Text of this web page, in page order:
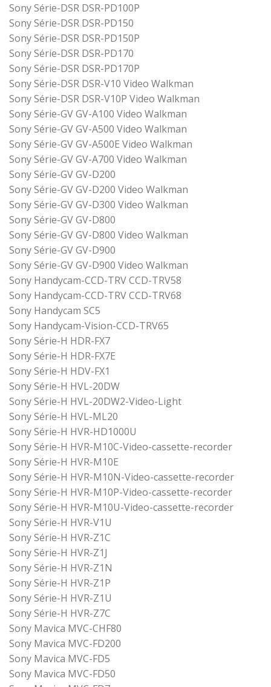
Sony Série-DSR DSR-PD100P
Sony Série-DSR DSR-PD150
Sony Série-DSR DSR-PD150P
Sony Série-DSR DSR-PD170
Sony Série-DSR DSR-PD170P
Sony Série-DSR DSR-V10 Video Walkman
Sony Série-DSR DSR-V10P Video Walkman
Sony Série-GV GV-A100 Video Walkman
Sony Série-GV GV-A500 Video Walkman
Sony Série-GV GV-A500E Video Walkman
Sony Série-GV GV-A700 Video Walkman
Sony Série-GV GV-D200
Sony Série-GV GV-D200 Video Walkman
Sony Série-GV GV-D300 Video Walkman
Sony Série-GV GV-D800
Sony Série-GV GV-D800 Video Walkman
Sony Série-GV GV-D900
Sony Série-GV GV-D900 Video Walkman
Sony Handycam-CCD-TRV CCD-TRV58
Sony Handycam-CCD-TRV CCD-TRV68
Sony Handycam SC5
Sony Handycam-Vision-CCD-TRV65
Sony Série-H HDR-FX7
Sony Série-H HDR-FX7E
Sony Série-H HDV-FX1
Sony Série-H HVL-20DW
Sony Série-H HVL-20DW2-Video-Light
Sony Série-H HVL-ML20
Sony Série-H HVR-HD1000U
Sony Série-H HVR-M10C-Video-cassette-recorder
Sony Série-H HVR-M10E
Sony Série-H HVR-M10N-Video-cassette-recorder
Sony Série-H HVR-M10P-Video-cassette-recorder
Sony Série-H HVR-M10U-Video-cassette-recorder
Sony Série-H HVR-V1U
Sony Série-H HVR-Z1C
Sony Série-H HVR-Z1J
Sony Série-H HVR-Z1N
Sony Série-H HVR-Z1P
Sony Série-H HVR-Z1U
Sony Série-H HVR-Z7C
Sony Mavica MVC-CHF80
Sony Mavica MVC-FD200
Sony Mavica MVC-FD5
Sony Mavica MVC-FD50